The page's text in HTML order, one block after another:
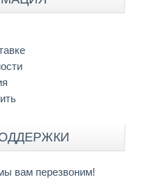
вам перезвоним!